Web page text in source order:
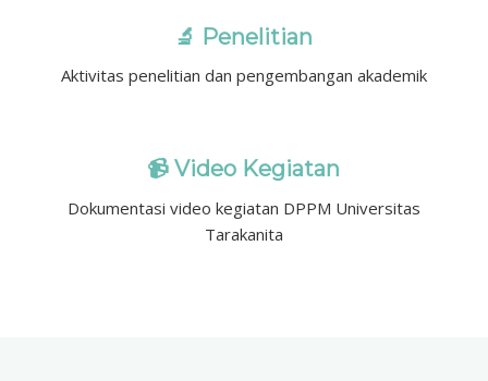
🔬 Penelitian
Aktivitas penelitian dan pengembangan akademik
📹 Video Kegiatan
Dokumentasi video kegiatan DPPM Universitas
Tarakanita